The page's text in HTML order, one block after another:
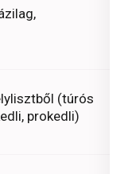
(túrós
prokedli)